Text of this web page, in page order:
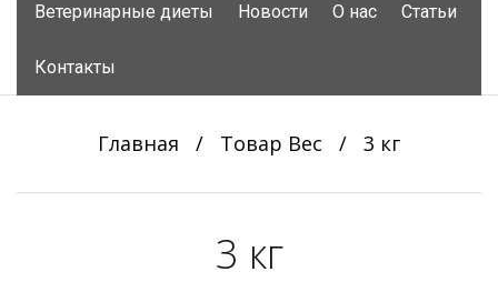
Ветеринарные диеты Новости О нас Статьи
Контакты
Главная / Товар Вес / 3 кг
3 кг